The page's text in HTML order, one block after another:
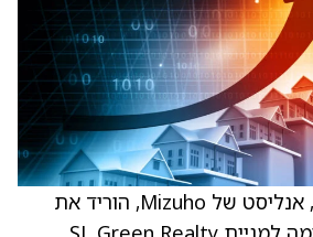
. Vikram Malhotra, אנליסט של Mizuho, הוריד את